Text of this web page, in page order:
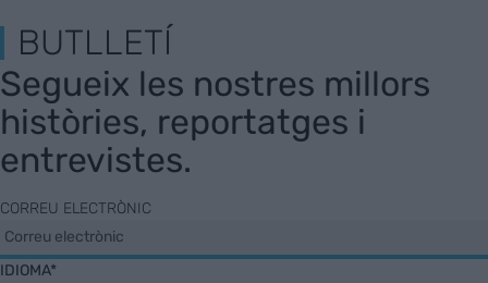
BUTLLETÍ
Segueix les nostres millors
històries, reportatges i
entrevistes.
CORREU ELECTRÒNIC
IDIOMA*